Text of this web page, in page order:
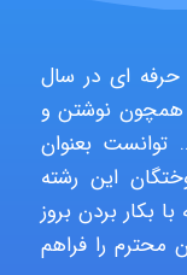
Poubakhtiari
Alirez0990
hosein
ای در سال
همچون نوشتن و
بعنوان
این رشته
بکار بردن بروز
محترم را فراهم